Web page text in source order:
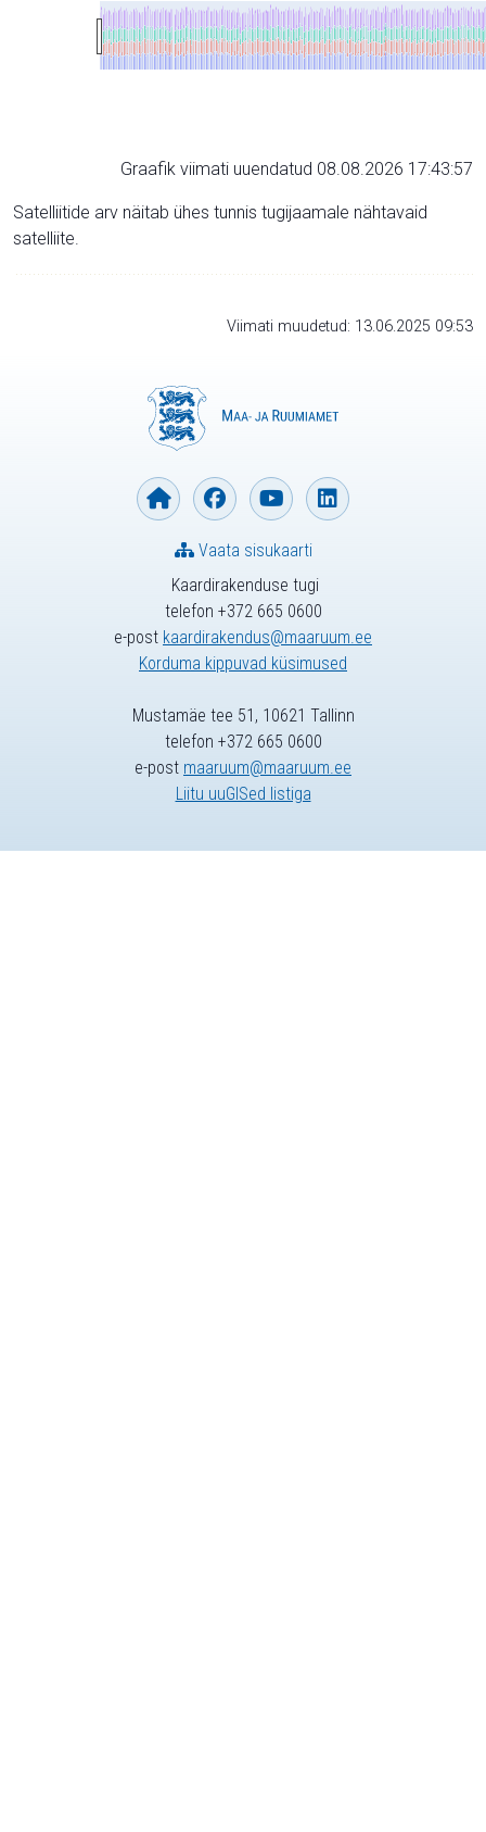
Graafik viimati uuendatud 08.08.2026 17:43:57
Satelliitide arv näitab ühes tunnis tugijaamale nähtavaid
satelliite.
Viimati muudetud: 13.06.2025 09:53
Kaardirakenduse tugi
telefon +372 665 0600
e-post kaardirakendus@maaruum.ee
Korduma kippuvad küsimused
Vaata sisukaarti
Mustamäe tee 51, 10621 Tallinn
telefon +372 665 0600
e-post maaruum@maaruum.ee
Liitu uuGISed listiga